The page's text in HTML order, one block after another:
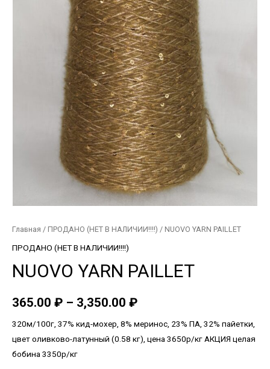
Главная / ПРОДАНО (НЕТ В НАЛИЧИИ!!!!) / NUOVO YARN PAILLET
ПРОДАНО (НЕТ В НАЛИЧИИ!!!!)
NUOVO YARN PAILLET
365.00 ₽ – 3,350.00 ₽
320м/100г, 37% кид-мохер, 8% меринос, 23% ПА, 32% пайетки,
цвет оливково-латунный (0.58 кг), цена 3650р/кг АКЦИЯ целая
бобина 3350р/кг